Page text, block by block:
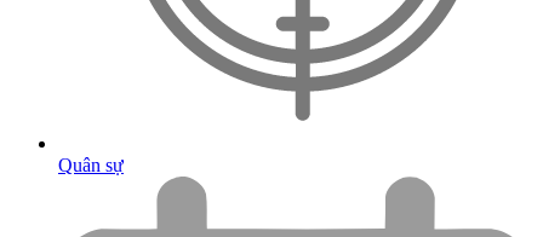
Quân sự